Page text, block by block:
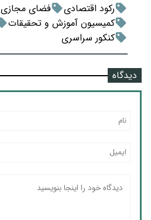
رکود اقتصادی
فضای مجازی
کمیسیون آموزش و تحقیقات
کنکور سراسری
دیدگاه